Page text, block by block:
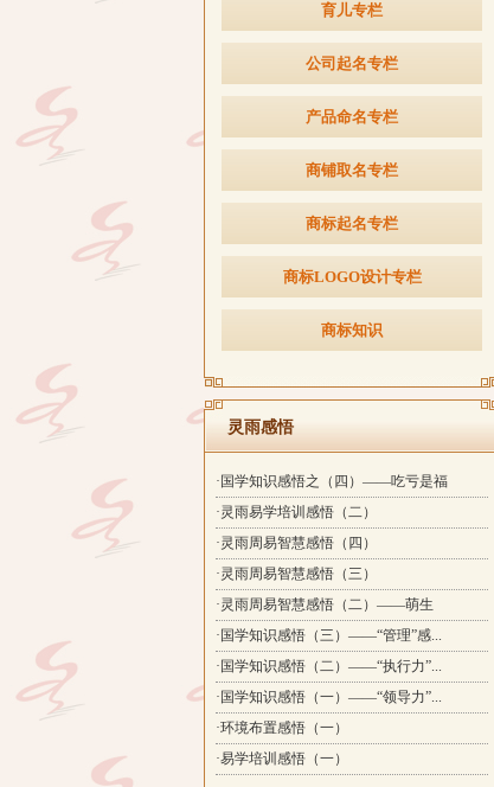
育儿专栏
公司起名专栏
产品命名专栏
商铺取名专栏
商标起名专栏
商标LOGO设计专栏
商标知识
灵雨感悟
·国学知识感悟之（四）——吃亏是福
·灵雨易学培训感悟（二）
·灵雨周易智慧感悟（四）
·灵雨周易智慧感悟（三）
·灵雨周易智慧感悟（二）——萌生
·国学知识感悟（三）——“管理”感...
·国学知识感悟（二）——“执行力”...
·国学知识感悟（一）——“领导力”...
·环境布置感悟（一）
·易学培训感悟（一）